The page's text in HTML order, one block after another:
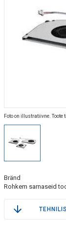
Foto on illustratiivne.
Bränd
Rohkem sarnaseid